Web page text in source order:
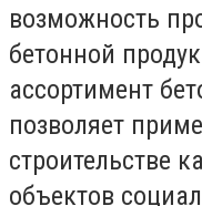
возможность
бетонной
ассортимент
позволяет
строительстве
объектов